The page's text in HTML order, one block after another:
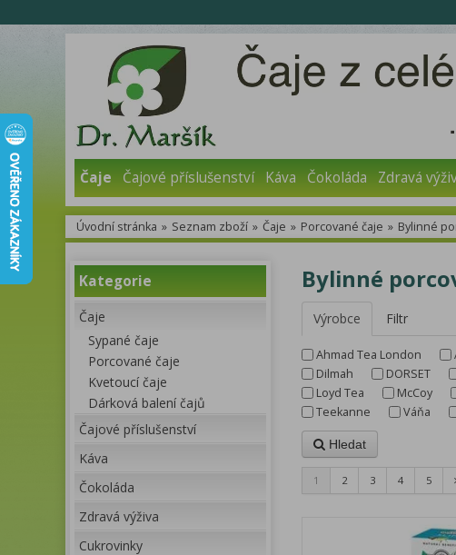
Čaje Čajové příslušenství Káva Čokoláda Zdravá
Úvodní stránka » Seznam zboží » Čaje » Porcované čaje » Bylinné
Kategorie
Čaje
Sypané čaje
Porcované čaje
Kvetoucí čaje
Dárková balení čajů
Čajové příslušenství
Káva
Čokoláda
Zdravá výživa
Cukrovinky
Bylinné
Výrobce Filtr
Ahmad Tea London
Dilmah
DORSET
Loyd Tea
McCoy
Teekanne
Váňa
Hledat
1 2 3 4 5